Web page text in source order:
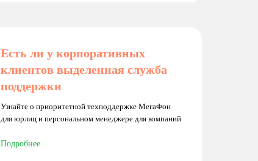
Есть ли у корпоративных
клиентов выделенная служба
поддержки
Узнайте о приоритетной техподдержке МегаФон
для юрлиц и персональном менеджере для компаний
Подробнее